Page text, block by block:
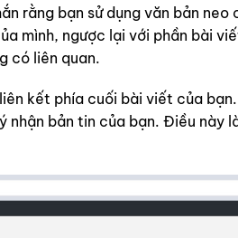
rằng bạn sử dụng văn bản neo
mình, ngược lại với phần bài
có liên quan.
kết phía cuối bài viết của
bản tin của bạn. Điều này